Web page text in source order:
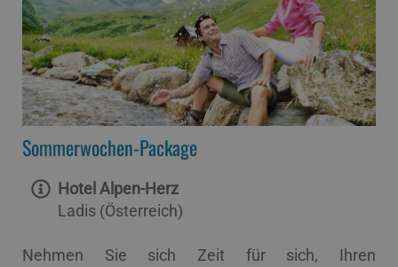
Sommerwochen-Package
Hotel Alpen-Herz
Ladis (Österreich)
Nehmen Sie sich Zeit für sich, Ihren